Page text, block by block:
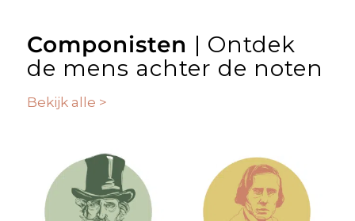
Componisten | Ontdek
de mens achter de noten
Bekijk alle >